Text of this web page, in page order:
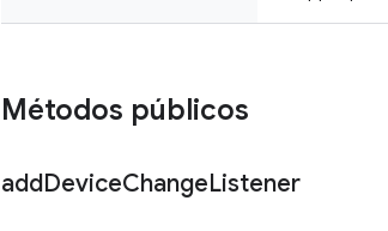
Métodos públicos
addDeviceChangeListener